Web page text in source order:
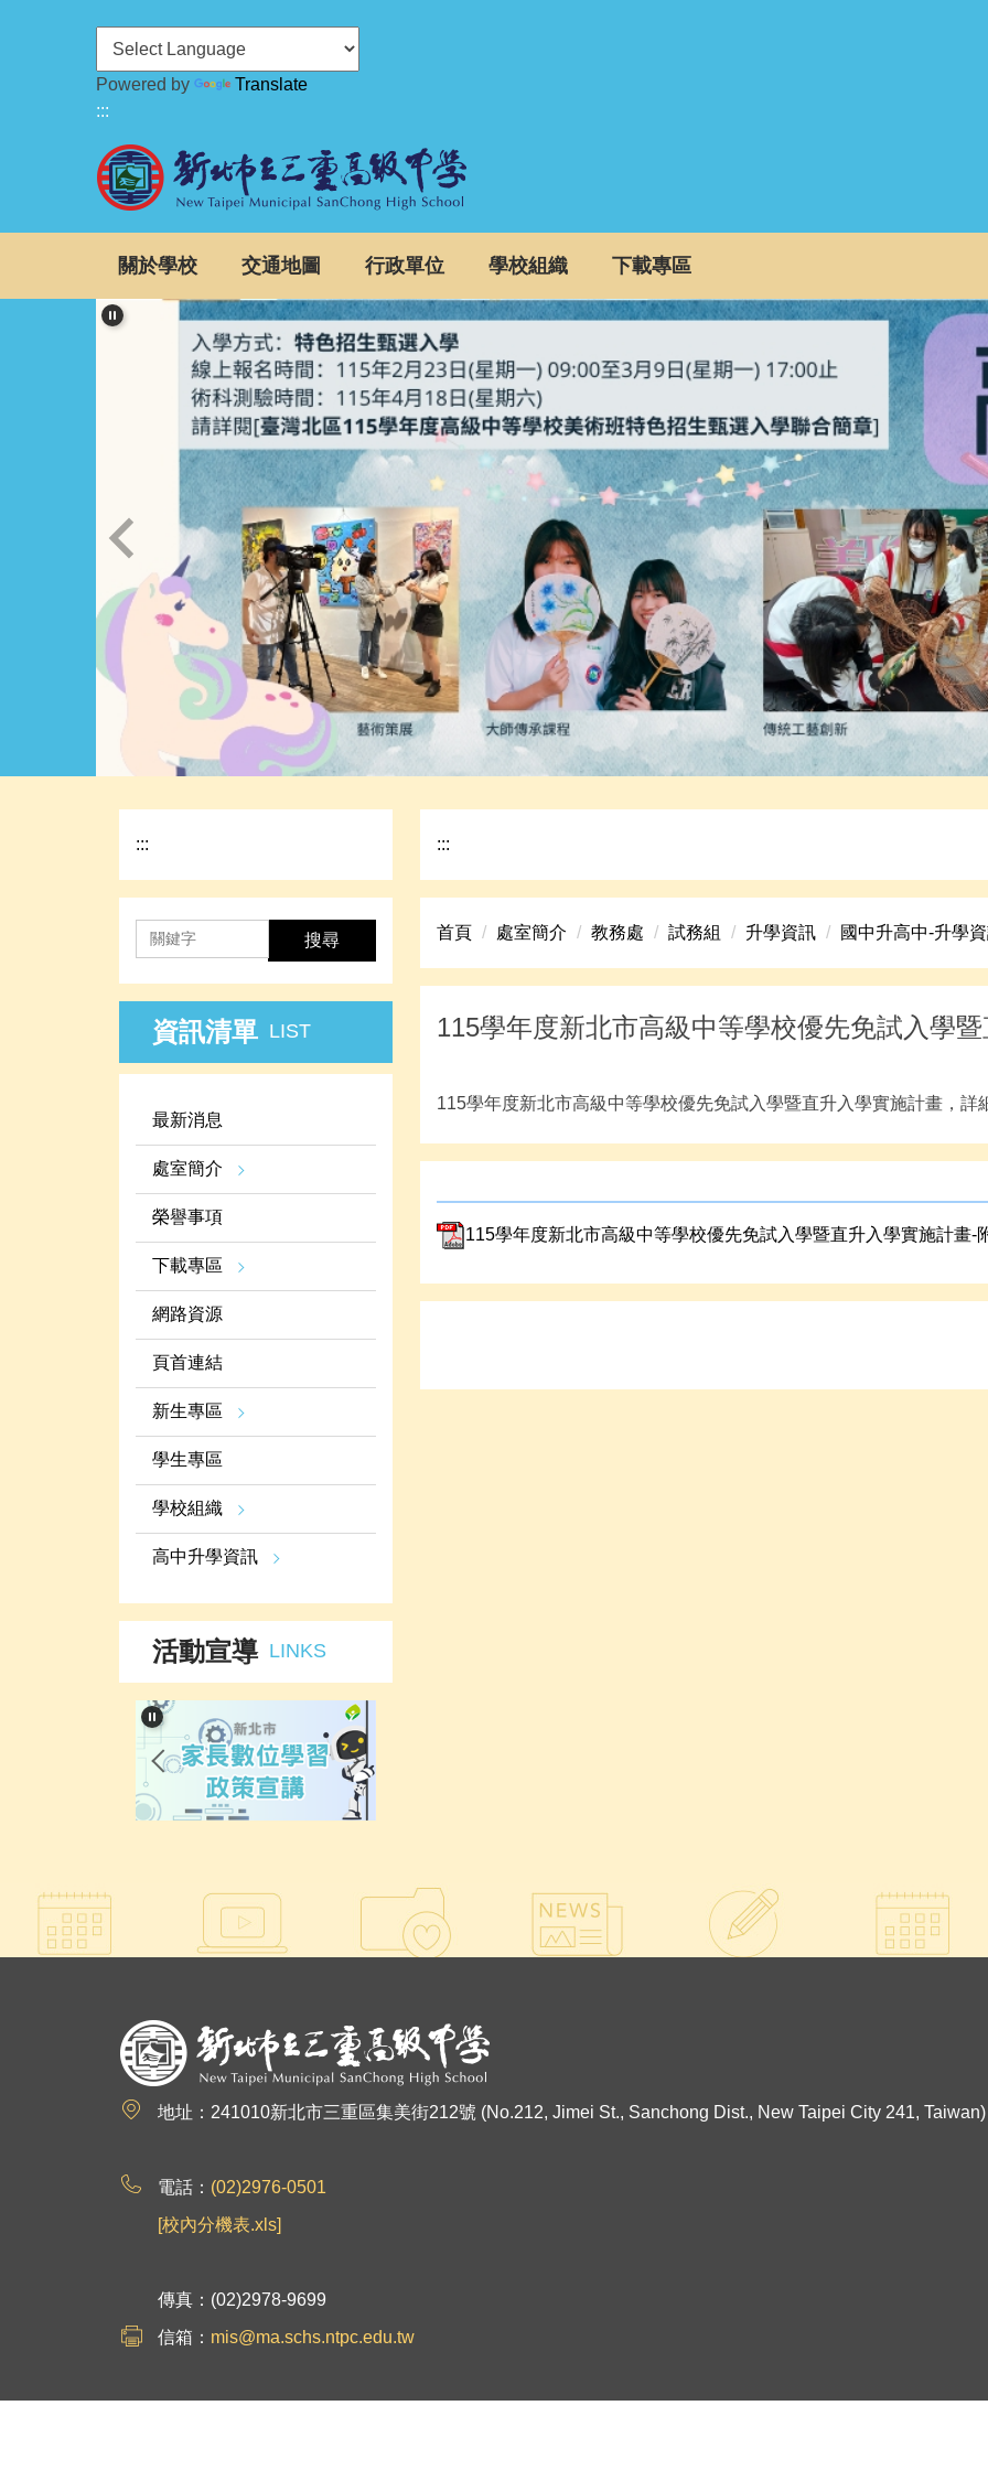
Powered by
Translate
:::
關於學校 交通地圖 行政單位 學校組織 下載專區
高中美術班招生資訊。
:::
搜尋
資訊清單 LIST
最新消息
處室簡介
榮譽事項
下載專區
網路資源
頁首連結
新生專區
學生專區
學校組織
高中升學資訊
活動宣導 LINKS
:::
首頁 處室簡介 教務處 試務組 升學資訊 國中升高中-升學
115學年度新北市高級中等學校優先免試入學
115學年度新北市高級中等學校優先免試入學暨直升入學實施計畫，詳
115學年度新北市高級中等學校優先免試入學暨直升入學實施計畫-
地址：241010新北市三重區集美街212號 (No.212, Jimei St., Sanchong Dist., New Taipei City 241, Taiwan)
電話： (02)2976-0501
[校內分機表.xls]
傳真：(02)2978-9699
信箱： mis@ma.schs.ntpc.edu.tw